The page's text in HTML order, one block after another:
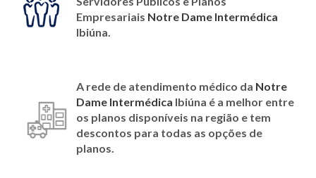
Empresariais Notre Dame Intermédica
Ibiúna.
A rede de atendimento médico da Notre
Dame Intermédica Ibiúna é a melhor entre
os planos disponíveis na região e tem
descontos para todas as opções de
planos.